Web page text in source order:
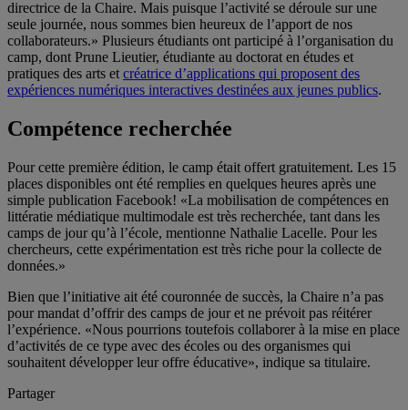
directrice de la Chaire. Mais puisque l’activité se déroule sur une
seule journée, nous sommes bien heureux de l’apport de nos
collaborateurs.» Plusieurs étudiants ont participé à l’organisation du
camp, dont Prune Lieutier, étudiante au doctorat en études et
pratiques des arts et créatrice d’applications qui proposent des
expériences numériques interactives destinées aux jeunes publics.
Compétence recherchée
Pour cette première édition, le camp était offert gratuitement. Les 15
places disponibles ont été remplies en quelques heures après une
simple publication Facebook! «La mobilisation de compétences en
littératie médiatique multimodale est très recherchée, tant dans les
camps de jour qu’à l’école, mentionne Nathalie Lacelle. Pour les
chercheurs, cette expérimentation est très riche pour la collecte de
données.»
Bien que l’initiative ait été couronnée de succès, la Chaire n’a pas
pour mandat d’offrir des camps de jour et ne prévoit pas réitérer
l’expérience. «Nous pourrions toutefois collaborer à la mise en place
d’activités de ce type avec des écoles ou des organismes qui
souhaitent développer leur offre éducative», indique sa titulaire.
Partager